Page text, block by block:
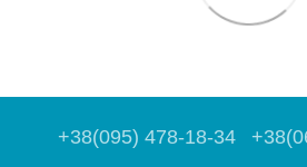
+38(095) 478-18-34